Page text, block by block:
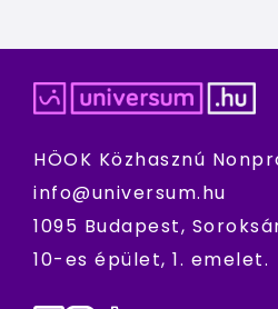
HÖOK Közhasznú
info@universum.hu
1095 Budapest,
10-es épület, 1. emelet.